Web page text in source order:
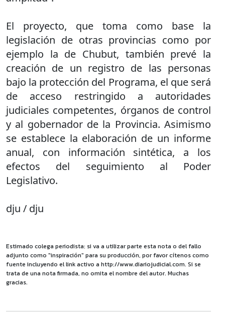
El proyecto, que toma como base la
legislación de otras provincias como por
ejemplo la de Chubut, también prevé la
creación de un registro de las personas
bajo la protección del Programa, el que será
de acceso restringido a autoridades
judiciales competentes, órganos de control
y al gobernador de la Provincia. Asimismo
se establece la elaboración de un informe
anual, con información sintética, a los
efectos del seguimiento al Poder
Legislativo.
dju / dju
Estimado colega periodista: si va a utilizar parte esta nota o del fallo
adjunto como "inspiración" para su producción, por favor cítenos como
fuente incluyendo el link activo a http://www.diariojudicial.com. Si se
trata de una nota firmada, no omita el nombre del autor. Muchas
gracias.